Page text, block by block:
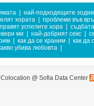
най-подходящите
хората
проблеми във
успелите хора
съдбата
ми най-добрият секс
как да се храним
как да
убива любовта
Colocation @ Sofia Data Center